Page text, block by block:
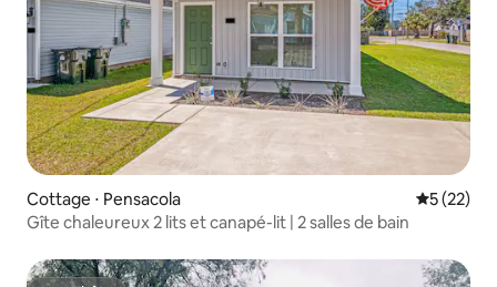
Cottage ⋅ Pensacola
5 (22)
Gîte chaleureux 2 lits et canapé-lit | 2 salles de bain